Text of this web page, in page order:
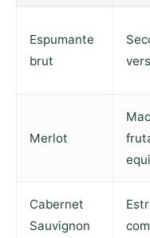
Espumante
brut
Merlot
Cabernet
Sauvignon